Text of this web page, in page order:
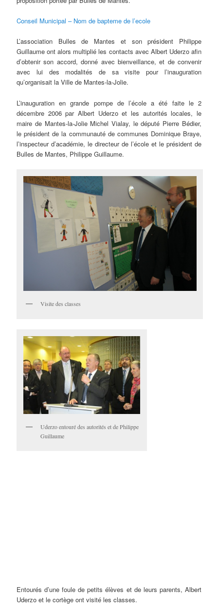
Conseil Municipal – Nom de bapteme de l’ecole
L’association Bulles de Mantes et son président Philippe
Guillaume ont alors multiplié les contacts avec Albert Uderzo afin
d’obtenir son accord, donné avec bienveillance, et de convenir
avec lui des modalités de sa visite pour l’inauguration
qu’organisait la Ville de Mantes-la-Jolie.
L’inauguration en grande pompe de l’école a été faite le 2
décembre 2006 par Albert Uderzo et les autorités locales, le
maire de Mantes-la-Jolie Michel Vialay, le député Pierre Bédier,
le président de la communauté de communes Dominique Braye,
l’inspecteur d’académie, le directeur de l’école et le président de
Bulles de Mantes, Philippe Guillaume.
Visite des classes
Uderzo entouré des autorités et de Philippe
Guillaume
Entourés d’une foule de petits élèves et de leurs parents, Albert
Uderzo et le cortège ont visité les classes.